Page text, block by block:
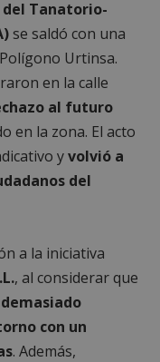
Tanatorio-
se saldó con una
Urtinsa.
en la calle
al futuro
en la zona. El acto
yvolvió a
del
a la iniciativa
, al considerar que
demasiado
con un
. Además,